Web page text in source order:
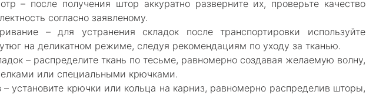
– после получения штор аккуратно разверните их, проверьте качество
согласно заявленому.
– для устранения складок после транспортировки используйте
на деликатном режиме, следуя рекомендациям по уходу за тканью.
– распределите ткань по тесьме, равномерно создавая желаемую волну,
или специальными крючками.
– установите крючки или кольца на карниз, равномерно распределив шторы,